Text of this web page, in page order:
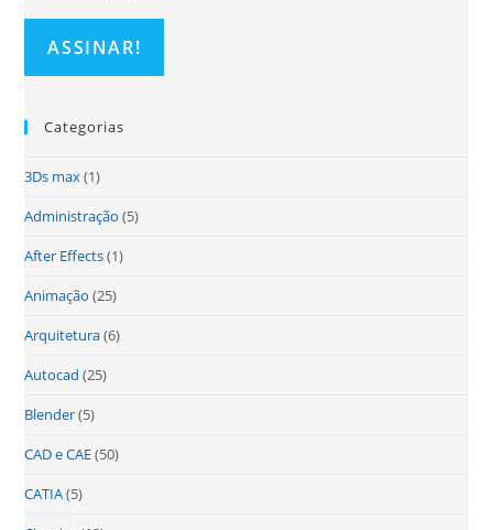
Categorias
3Ds max(1)
Administração (5)
After Effects(1)
Animação (25)
Arquitetura(6)
Autocad (25)
Blender(5)
CAD e CAE(50)
CATIA(5)